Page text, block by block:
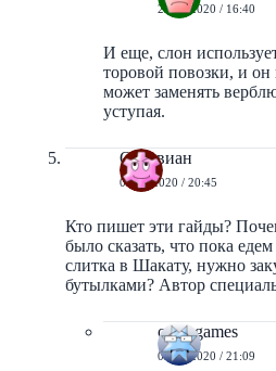
28/05/2020 / 16:40
И еще, слон
торовой повозки, и
может заменять
уступая.
Октавиан
01/06/2020 / 20:45
Кто пишет эти гайды?
было сказать, что пока едем
слитка в Шакату, нужно
бутылками? Автор
orbit-games
01/06/2020 / 21:09